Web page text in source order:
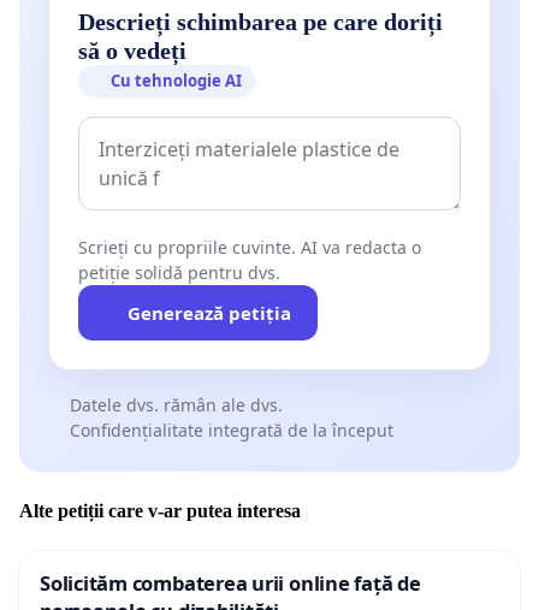
Descrieți schimbarea pe care doriți
să o vedeți
Cu tehnologie AI
Scrieți cu propriile cuvinte. AI va redacta o
petiție solidă pentru dvs.
Generează petiția
Datele dvs. rămân ale dvs.
Confidențialitate integrată de la început
Alte petiții care v-ar putea interesa
Solicităm combaterea urii online față de